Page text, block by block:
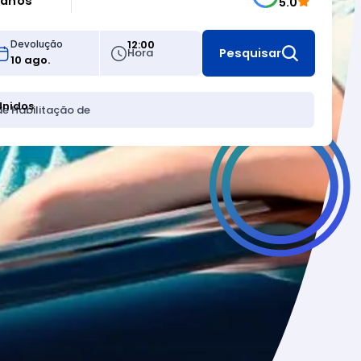
Devolução
Hora
12:00
Pesquisar
Habilitação de